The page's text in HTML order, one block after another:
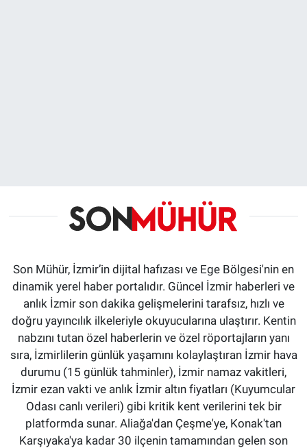
Son Mühür, İzmir’in dijital hafızası ve Ege Bölgesi'nin en
dinamik yerel haber portalıdır. Güncel İzmir haberleri ve
anlık İzmir son dakika gelişmelerini tarafsız, hızlı ve
doğru yayıncılık ilkeleriyle okuyucularına ulaştırır. Kentin
nabzını tutan özel haberlerin ve özel röportajların yanı
sıra, İzmirlilerin günlük yaşamını kolaylaştıran İzmir hava
durumu (15 günlük tahminler), İzmir namaz vakitleri,
İzmir ezan vakti ve anlık İzmir altın fiyatları (Kuyumcular
Odası canlı verileri) gibi kritik kent verilerini tek bir
platformda sunar. Aliağa'dan Çeşme'ye, Konak'tan
Karşıyaka'ya kadar 30 ilçenin tamamından gelen son